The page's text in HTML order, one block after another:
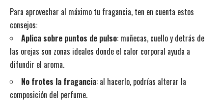
Para aprovechar al máximo tu fragancia, ten en cuenta estos
consejos:
Aplica sobre puntos de pulso: muñecas, cuello y detrás de
las orejas son zonas ideales donde el calor corporal ayuda a
difundir el aroma.
No frotes la fragancia: al hacerlo, podrías alterar la
composición del perfume.